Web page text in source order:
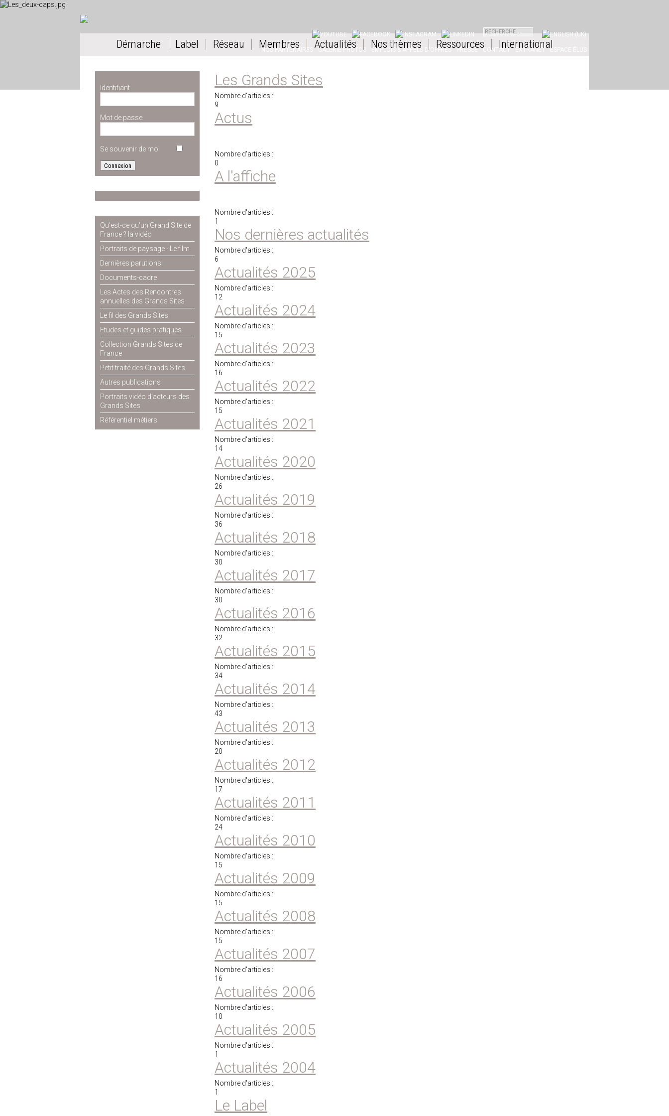
NOS PARTENAIRES GALERIE PHOTOS EMPLOIS & APPELS D'OFFRES PRESSE CONTACT EXTRANET ESPACE ÉLUS
Démarche Label Réseau Membres Actualités Nos thèmes Ressources International
Identifiant
Mot de passe
Se souvenir de moi
Qu'est-ce qu'un Grand Site de
France ? la vidéo
Portraits de paysage - Le film
Dernières parutions
Documents-cadre
Les Actes des Rencontres
annuelles des Grands Sites
Le fil des Grands Sites
Etudes et guides pratiques
Collection Grands Sites de
France
Petit traité des Grands Sites
Autres publications
Portraits vidéo d'acteurs des
Grands Sites
Référentiel métiers
Les Grands Sites
Nombre d'articles :
9
Actus
Nombre d'articles :
0
A l'affiche
Nombre d'articles :
1
Nos dernières actualités
Nombre d'articles :
6
Actualités 2025
Nombre d'articles :
12
Actualités 2024
Nombre d'articles :
15
Actualités 2023
Nombre d'articles :
16
Actualités 2022
Nombre d'articles :
15
Actualités 2021
Nombre d'articles :
14
Actualités 2020
Nombre d'articles :
26
Actualités 2019
Nombre d'articles :
36
Actualités 2018
Nombre d'articles :
30
Actualités 2017
Nombre d'articles :
30
Actualités 2016
Nombre d'articles :
32
Actualités 2015
Nombre d'articles :
34
Actualités 2014
Nombre d'articles :
43
Actualités 2013
Nombre d'articles :
20
Actualités 2012
Nombre d'articles :
17
Actualités 2011
Nombre d'articles :
24
Actualités 2010
Nombre d'articles :
15
Actualités 2009
Nombre d'articles :
15
Actualités 2008
Nombre d'articles :
15
Actualités 2007
Nombre d'articles :
16
Actualités 2006
Nombre d'articles :
10
Actualités 2005
Nombre d'articles :
1
Actualités 2004
Nombre d'articles :
1
Le Label